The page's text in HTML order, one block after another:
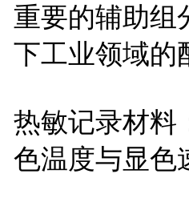
重要的辅助组
下工业领域的
热敏记录材料
色温度与显色